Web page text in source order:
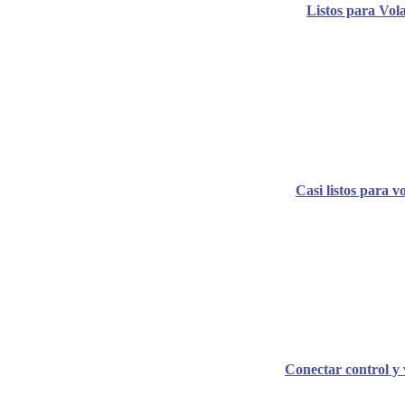
Listos para
Casi listos para
Conectar control y